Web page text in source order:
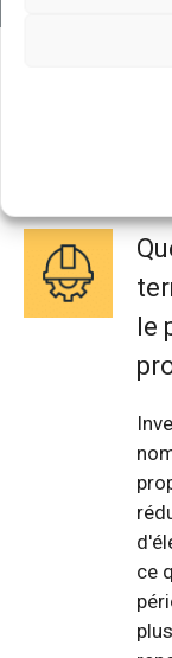
solaires
le
ce